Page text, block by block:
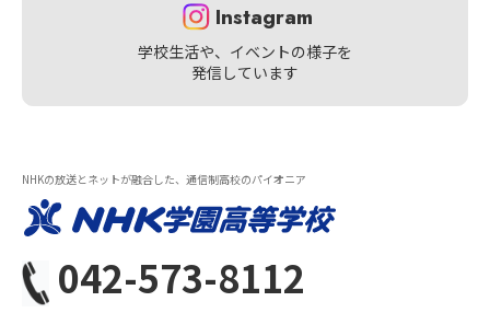
Instagram
学校生活や、イベントの様子を
発信しています
NHKの放送とネットが融合した、通信制高校のパイオニア
042-573-8112